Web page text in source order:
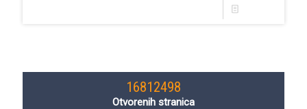
16812498
Otvorenih stranica